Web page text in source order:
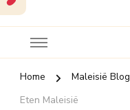
Home Maleisië Blog
Eten Maleisië